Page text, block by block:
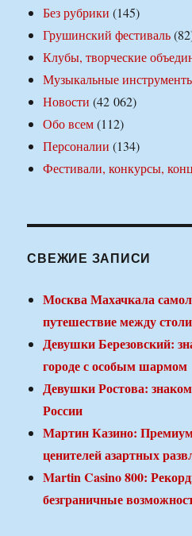
Без рубрики (145)
Грушинский фестиваль
Клубы, творческие
Музыкальные
Новости (42 062)
Обо всем(112)
Персоналии (134)
Фестивали, конкурсы,
СВЕЖИЕ ЗАПИСИ
Москва Махачкала
путешествие между
Девушки Березовский:
городе с особым шармом
Девушки Ростова:
России
Мартин Казино:
ценителей азартных
Martin Casino 800:
безграничные